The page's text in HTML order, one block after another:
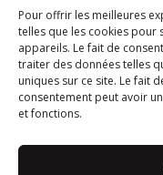
Pour offrir les meilleures
telles que les cookies pour
appareils. Le fait de
traiter des données telles
uniques sur ce site. Le fait
consentement peut avoir
et fonctions.
Nos réalisations
La construction bois
Contact
Mentions légales